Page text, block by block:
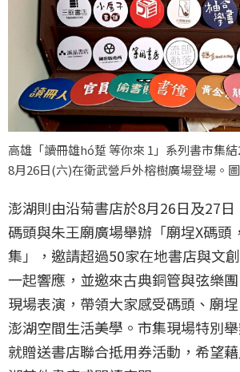
高雄「讀冊雄hó踅 等你來 1」系列書市集
8月26日(六)在衛武營戶外榕樹廣場登場。
澎湖則由沿菊書店於8月26日及27
碼頭與朱王廟廣場舉辦「廟埕X碼頭
集」，邀請超過50家在地書店與文
一起響應，並邀來古典銅管與弦樂
現場表演，帶領大家感受碼頭、廟
澎湖空間生活美學。市集現場特別
就贈送書店聯合抵用券活動，希望